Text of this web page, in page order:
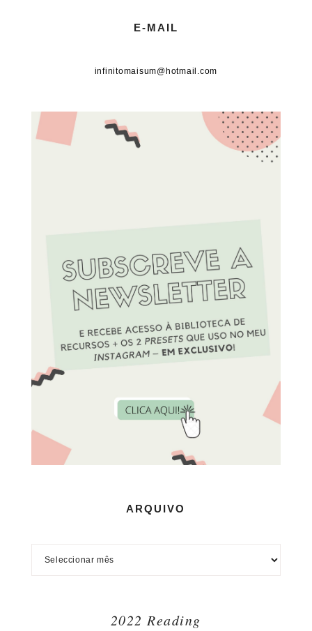
E-MAIL
infinitomaisum@hotmail.com
ARQUIVO
2022 Reading